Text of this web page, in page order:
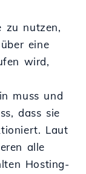
zu nutzen,
eine
wird,
muss und
dass sie
Laut
alle
Hosting-